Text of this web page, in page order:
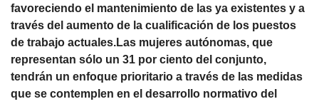
favoreciendo el mantenimiento de las ya existentes y a
través del aumento de la cualificación de los puestos
de trabajo actuales.Las mujeres autónomas, que
representan sólo un 31 por ciento del conjunto,
tendrán un enfoque prioritario a través de las medidas
que se contemplen en el desarrollo normativo del